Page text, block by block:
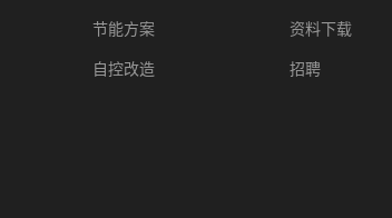
节能方案
自控改造
资料下载
招聘